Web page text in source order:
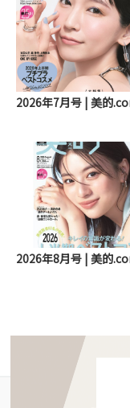
2026年7月号 | 美的
2026年8月号 | 美的